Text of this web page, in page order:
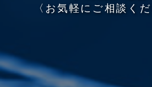
〈 お気軽 に ご相談 く だ